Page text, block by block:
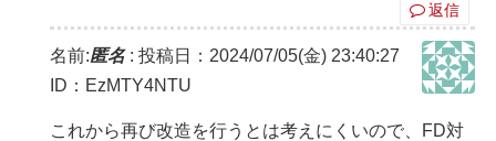
返信
名前:匿名: 投稿日：2024/07/05(金) 23:40:27
ID：EzMTY4NTU
これから再び改造を行うとは考えにくいので、FD対